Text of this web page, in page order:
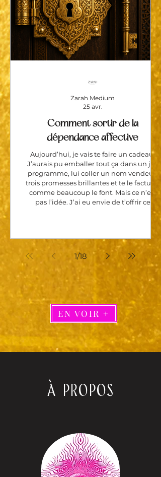
Comment sortir de la
dépendance affective
Aujourd’hui, je vais te faire un cadeau.
J’aurais pu emballer tout ça dans un joli
programme, lui coller un nom vendeur,
trois promesses brillantes et te le facturer
comme beaucoup le font. Mais ce n’est
pas l’idée. J’ai eu envie de t’offrir ce
contenu, parce qu’aider, chez moi, ce n’est
Zarah Medium
25 avr.
1/18
EN VOIR +
À PROPOS